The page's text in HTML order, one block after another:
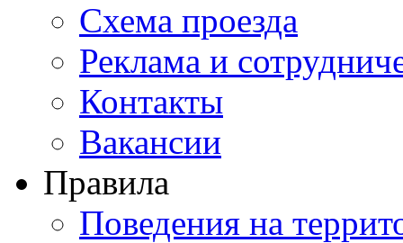
Схема проезда
Реклама и
Контакты
Вакансии
Правила
Поведения на